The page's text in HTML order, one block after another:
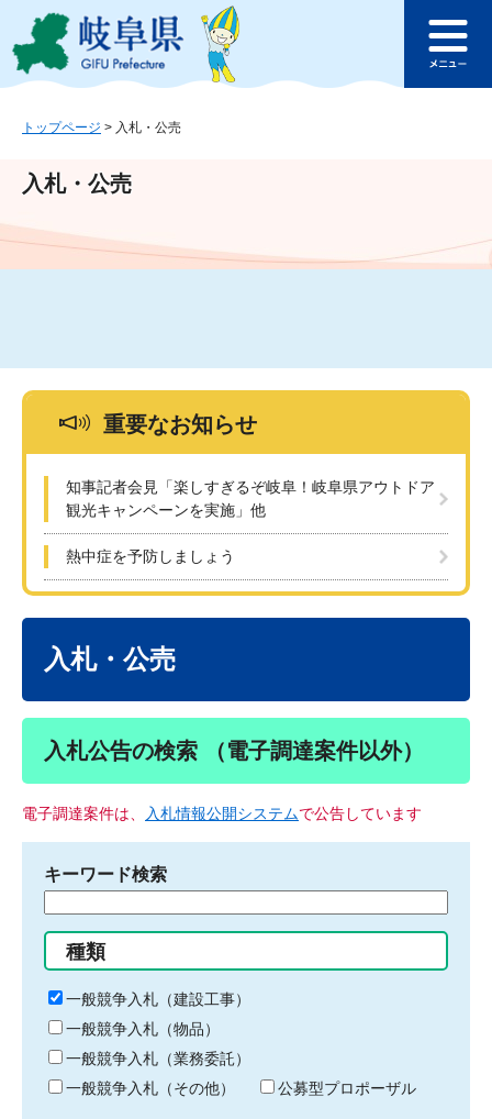
ジ
ュ
文
このページの本文へ
ュ
トップページ > 入札・公売
入札・公売
重要なお知らせ
知事記者会見「楽しすぎるぞ岐阜！岐阜県アウトドア
観光キャンペーンを実施」他
熱中症を予防しましょう
入札・公売
入札公告の検索 （電子調達案件以外）
電子調達案件は、 入札情報公開システムで公告しています
キーワード検索
る
キ
ー
ワ
ー
ド
種類
一般競争入札（建設工事）
一般競争入札（物品）
一般競争入札（業務委託）
一般競争入札（その他）
公募型プロポーザル